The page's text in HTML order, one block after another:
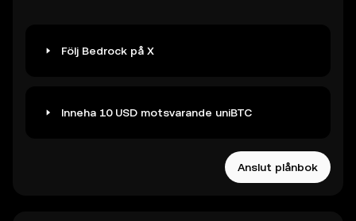
IoTeX.
Följ Bedrock på X
Inneha 10 USD motsvarande uniBTC
Anslut plånbok